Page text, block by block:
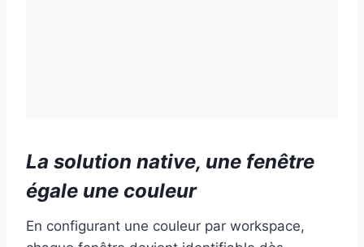
La solution native, une fenêtre
égale une couleur
En configurant une couleur par workspace,